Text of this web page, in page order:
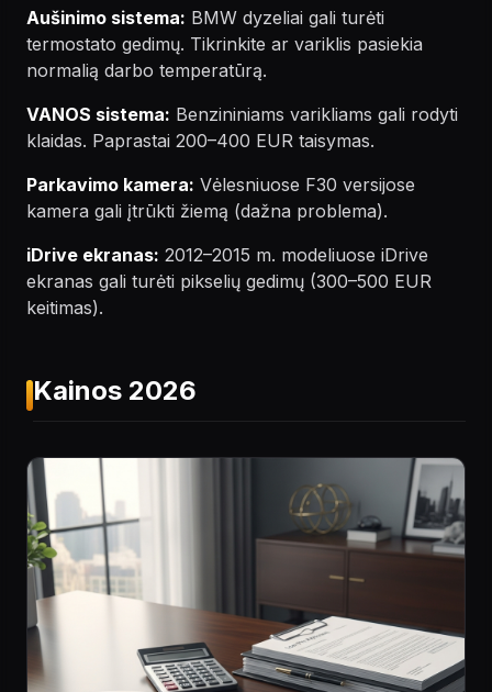
Aušinimo sistema: BMW dyzeliai gali turėti
termostato gedimų. Tikrinkite ar variklis pasiekia
normalią darbo temperatūrą.
VANOS sistema: Benzininiams varikliams gali rodyti
klaidas. Paprastai 200–400 EUR taisymas.
Parkavimo kamera: Vėlesniuose F30 versijose
kamera gali įtrūkti žiemą (dažna problema).
iDrive ekranas: 2012–2015 m. modeliuose iDrive
ekranas gali turėti pikselių gedimų (300–500 EUR
keitimas).
Kainos 2026